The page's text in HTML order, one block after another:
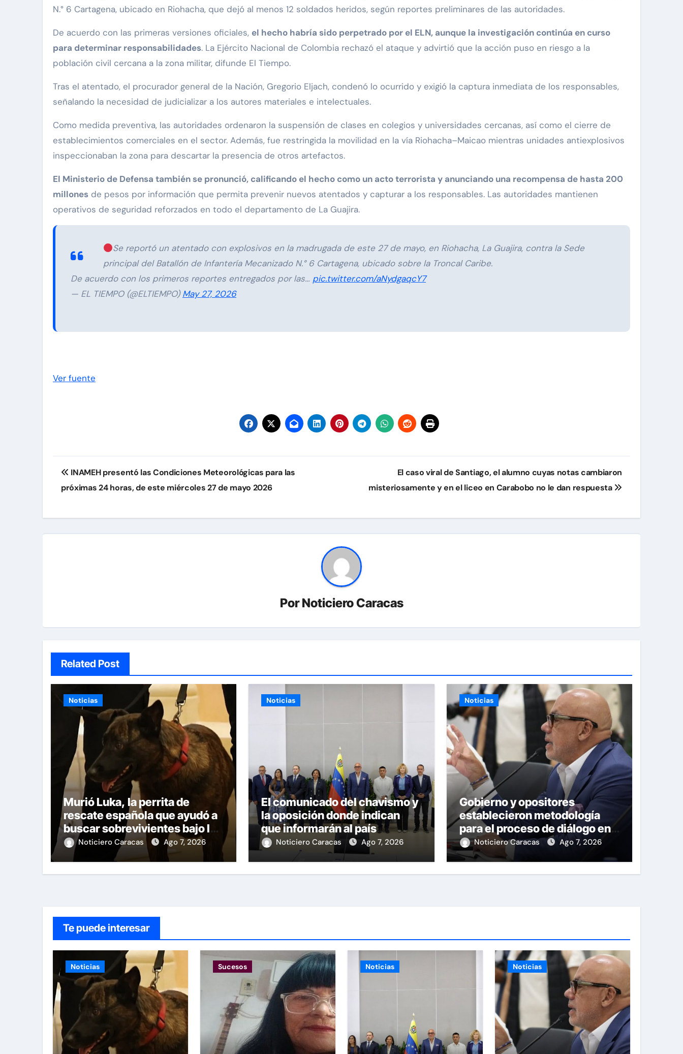
N.° 6 Cartagena, ubicado en Riohacha, que dejó al menos 12 soldados heridos, según reportes preliminares de las autoridades.
De acuerdo con las primeras versiones oficiales, el hecho habría sido perpetrado por el ELN, aunque la investigación continúa en curso
para determinar responsabilidades. La Ejército Nacional de Colombia rechazó el ataque y advirtió que la acción puso en riesgo a la
población civil cercana a la zona militar, difunde El Tiempo.
Tras el atentado, el procurador general de la Nación, Gregorio Eljach, condenó lo ocurrido y exigió la captura inmediata de los responsables,
señalando la necesidad de judicializar a los autores materiales e intelectuales.
Como medida preventiva, las autoridades ordenaron la suspensión de clases en colegios y universidades cercanas, así como el cierre de
establecimientos comerciales en el sector. Además, fue restringida la movilidad en la vía Riohacha–Maicao mientras unidades antiexplosivos
inspeccionaban la zona para descartar la presencia de otros artefactos.
El Ministerio de Defensa también se pronunció, calificando el hecho como un acto terrorista y anunciando una recompensa de hasta 200
millones de pesos por información que permita prevenir nuevos atentados y capturar a los responsables. Las autoridades mantienen
operativos de seguridad reforzados en todo el departamento de La Guajira.
Se reportó un atentado con explosivos en la madrugada de este 27 de mayo, en Riohacha, La Guajira, contra la Sede
principal del Batallón de Infantería Mecanizado N.° 6 Cartagena, ubicado sobre la Troncal Caribe.
De acuerdo con los primeros reportes entregados por las… pic.twitter.com/aNydgaqcY7
— EL TIEMPO (@ELTIEMPO)May 27, 2026
Ver fuente
Navegación
de
INAMEH presentó las Condiciones Meteorológicas para las
próximas 24 horas, de este miércoles 27 de mayo 2026
El caso viral de Santiago, el alumno cuyas notas cambiaron
misteriosamente y en el liceo en Carabobo no le dan respuesta
PorNoticiero Caracas
Related Post
Noticias
Murió Luka, la perrita de
rescate española que ayudó a
buscar sobrevivientes bajo los
escombros tras los
terremotos
Noticiero Caracas Ago 7, 2026
Noticias
El comunicado del chavismo y
la oposición donde indican
que informarán al país
oportunamente sobre los
avances alcanzado
Noticiero Caracas Ago 7, 2026
Noticias
Gobierno y opositores
establecieron metodología
para el proceso de diálogo en
Venezuela
Noticiero Caracas Ago 7, 2026
Te puede interesar
Noticias Sucesos Noticias Noticias